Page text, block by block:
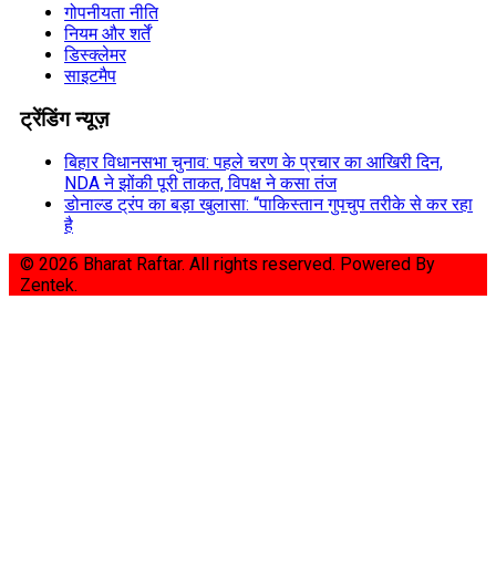
गोपनीयता नीति
नियम और शर्तें
डिस्क्लेमर
साइटमैप
ट्रेंडिंग न्यूज़
बिहार विधानसभा चुनाव: पहले चरण के प्रचार का आखिरी दिन,
NDA ने झोंकी पूरी ताकत, विपक्ष ने कसा तंज
डोनाल्ड ट्रंप का बड़ा खुलासा: “पाकिस्तान गुपचुप तरीके से कर रहा
है
© 2026 Bharat Raftar. All rights reserved. Powered By
Zentek.